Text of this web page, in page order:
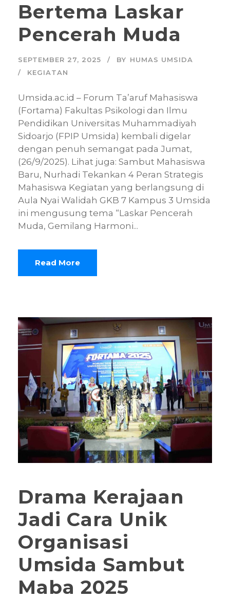
Bertema Laskar
Pencerah Muda
SEPTEMBER 27, 2025 BY HUMAS UMSIDA
KEGIATAN
Umsida.ac.id – Forum Ta’aruf Mahasiswa
(Fortama) Fakultas Psikologi dan Ilmu
Pendidikan Universitas Muhammadiyah
Sidoarjo (FPIP Umsida) kembali digelar
dengan penuh semangat pada Jumat,
(26/9/2025). Lihat juga: Sambut Mahasiswa
Baru, Nurhadi Tekankan 4 Peran Strategis
Mahasiswa Kegiatan yang berlangsung di
Aula Nyai Walidah GKB 7 Kampus 3 Umsida
ini mengusung tema “Laskar Pencerah
Muda, Gemilang Harmoni...
Read More
Drama Kerajaan
Jadi Cara Unik
Organisasi
Umsida Sambut
Maba 2025